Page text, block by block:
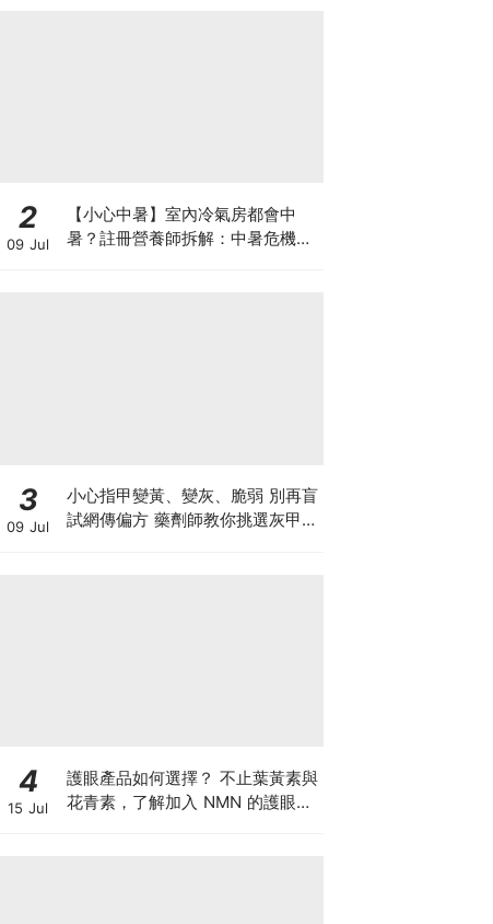
2
09 Jul
【小心中暑】室內冷氣房都會中
暑？註冊營養師拆解：中暑危機及
3
09 Jul
小心指甲變黃、變灰、脆弱 別再盲
試網傳偏方 藥劑師教你挑選灰甲產
4
15 Jul
護眼產品如何選擇？ 不止葉黃素與
花青素，了解加入 NMN 的護眼方